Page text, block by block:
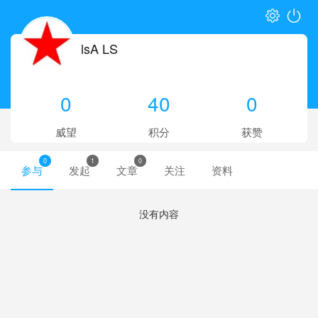
lsA LS
0
威望
40
积分
0
获赞
参与
0
发起
1
文章
0
关注 资料
没有内容